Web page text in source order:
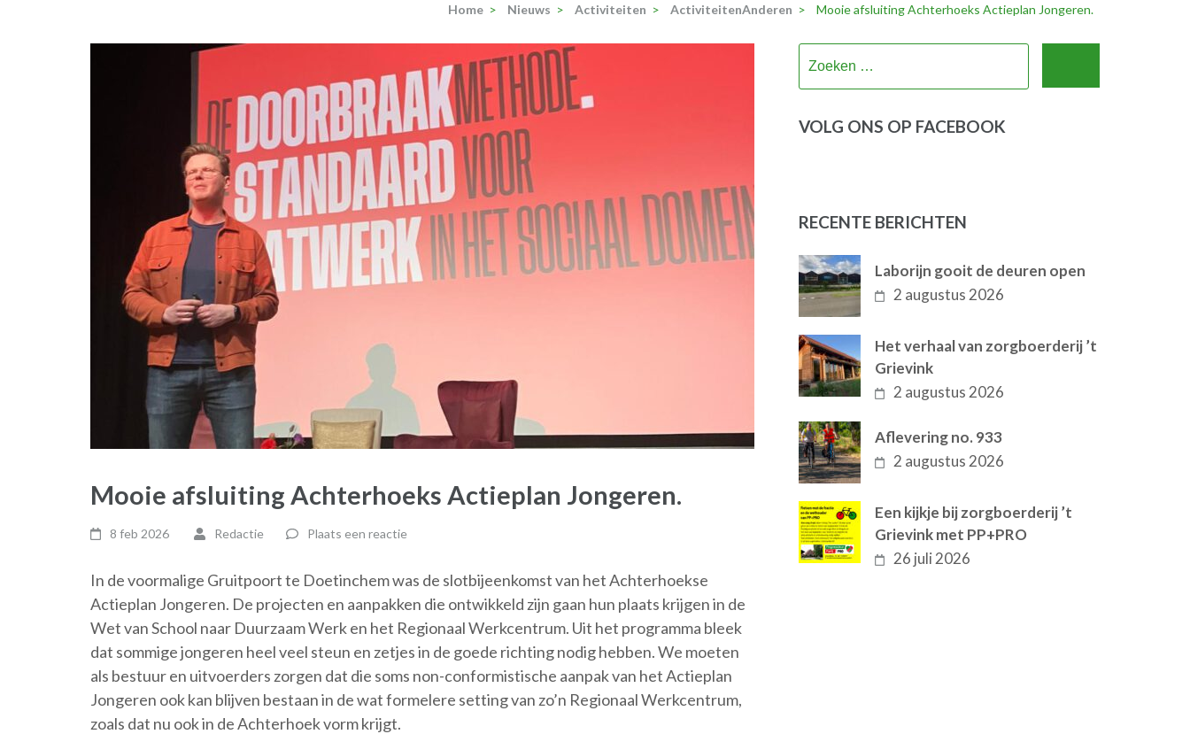
Home > Nieuws > Activiteiten > ActiviteitenAnderen > Mooie afsluiting Achterhoeks Actieplan Jongeren.
Mooie afsluiting Achterhoeks Actieplan Jongeren.
8 feb 2026 Redactie Plaats een reactie
In de voormalige Gruitpoort te Doetinchem was de slotbijeenkomst van het Achterhoekse
Actieplan Jongeren. De projecten en aanpakken die ontwikkeld zijn gaan hun plaats krijgen in de
Wet van School naar Duurzaam Werk en het Regionaal Werkcentrum. Uit het programma bleek
dat sommige jongeren heel veel steun en zetjes in de goede richting nodig hebben. We moeten
als bestuur en uitvoerders zorgen dat die soms non-conformistische aanpak van het Actieplan
Jongeren ook kan blijven bestaan in de wat formelere setting van zo’n Regionaal Werkcentrum,
zoals dat nu ook in de Achterhoek vorm krijgt.
VOLG ONS OP FACEBOOK
RECENTE BERICHTEN
Laborijn gooit de deuren open
2 augustus 2026
Het verhaal van zorgboerderij ’t
Grievink
2 augustus 2026
Aflevering no. 933
2 augustus 2026
Een kijkje bij zorgboerderij ’t
Grievink met PP+PRO
26 juli 2026